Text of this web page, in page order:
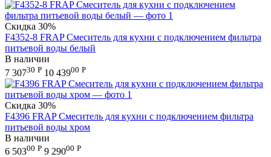
Скидка 30%
F4352-8 FRAP Смеситель для кухни с подключением фильтра
питьевой воды белый
В наличии
7 30730 Р 10 43900 Р
Скидка 30%
F4396 FRAP Смеситель для кухни с подключением фильтра
питьевой воды хром
В наличии
6 50300 Р 9 29000 Р